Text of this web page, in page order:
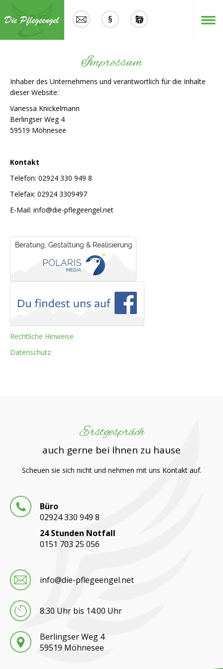
Impressum
Inhaber des Unternehmens und verantwortlich für die Inhalte
dieser Website:
Vanessa Knickelmann
Berlingser Weg 4
59519 Möhnesee
Kontakt
Telefon: 02924 330 949 8
Telefax: 02924 3309497
E-Mail: info@die-pflegeengel.net
Rechtliche Hinweise
Datenschutz
Erstgespräch
auch gerne bei Ihnen zu hause
Scheuen sie sich nicht und nehmen mit uns Kontakt auf.
Büro
02924 330 949 8
24 Stunden Notfall
0151 703 25 056
info@die-pflegeengel.net
8:30 Uhr bis 14:00 Uhr
Berlingser Weg 4
59519 Möhnesee